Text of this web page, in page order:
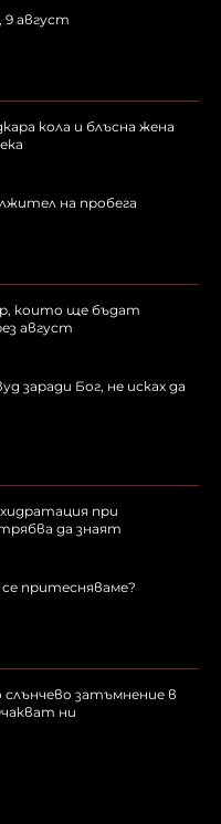
август
кола и блъсна жена
на пробега
които ще бъдат
август
заради Бог, не исках да
при
да знаят
се притесняваме?
слънчево затъмнение в
ни